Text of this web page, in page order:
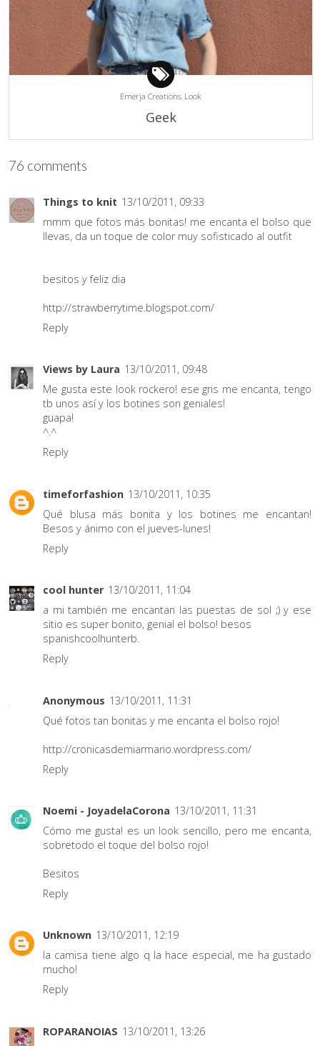
Emerja Creations, Look
Geek
76 comments
Things to knit 13/10/2011, 09:33
mmm que fotos más bonitas! me encanta el bolso que
llevas, da un toque de color muy sofisticado al outfit
besitos y feliz dia
http://strawberrytime.blogspot.com/
Reply
Views by Laura 13/10/2011, 09:48
Me gusta este look rockero! ese gris me encanta, tengo
tb unos así y los botines son geniales!
guapa!
^.^
Reply
timeforfashion 13/10/2011, 10:35
Qué blusa más bonita y los botines me encantan!
Besos y ánimo con el jueves-lunes!
Reply
cool hunter 13/10/2011, 11:04
a mi también me encantan las puestas de sol ;) y ese
sitio es super bonito, genial el bolso! besos
spanishcoolhunterb.
Reply
Anonymous 13/10/2011, 11:31
Qué fotos tan bonitas y me encanta el bolso rojo!
http://cronicasdemiarmario.wordpress.com/
Reply
Noemi - JoyadelaCorona 13/10/2011, 11:31
Cómo me gusta! es un look sencillo, pero me encanta,
sobretodo el toque del bolso rojo!
Besitos
Reply
Unknown 13/10/2011, 12:19
la camisa tiene algo q la hace especial, me ha gustado
mucho!
Reply
ROPARANOIAS 13/10/2011, 13:26